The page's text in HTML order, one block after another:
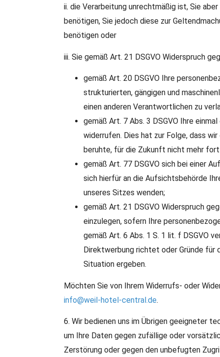
ii. die Verarbeitung unrechtmäßig ist, Sie
benötigen, Sie jedoch diese zur
benötigen oder
iii. Sie gemäß Art. 21 DSGVO Widerspruch
gemäß Art. 20 DSGVO Ihre
strukturierten, gängigen und
einen anderen Verantwortlichen zu
gemäß Art. 7 Abs. 3 DSGVO Ihre
widerrufen. Dies hat zur Folge, dass
beruhte, für die Zukunft nicht mehr
gemäß Art. 77 DSGVO sich bei einer
sich hierfür an die Aufsichtsbehörde
unseres Sitzes wenden;
gemäß Art. 21 DSGVO Widerspruch
einzulegen, sofern Ihre
gemäß Art. 6 Abs. 1 S. 1 lit. f DSGVO
Direktwerbung richtet oder Gründe für
Situation ergeben.
Möchten Sie von Ihrem Widerrufs- oder
info@weil-hotel-central.de.
6. Wir bedienen uns im Übrigen geeigneter
um Ihre Daten gegen zufällige oder
Zerstörung oder gegen den unbefugten